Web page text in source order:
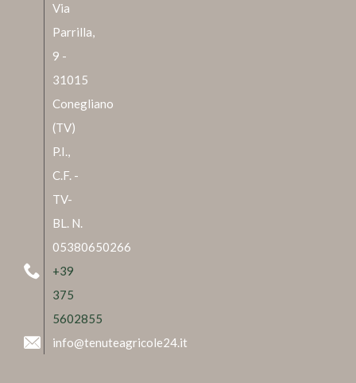
Via
Parrilla,
9 -
31015
Conegliano
(TV)
P.I.,
C.F. -
TV-
BL. N.
05380650266
+39
375
5602855
info@tenuteagricole24.it